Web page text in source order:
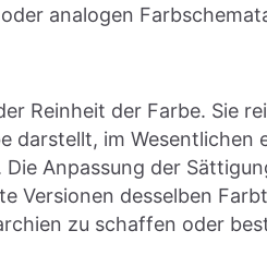
analogen
Reinheit der Farbe. Sie
darstellt, im Wesentlichen
Anpassung der
Versionen desselben
zu schaffen oder